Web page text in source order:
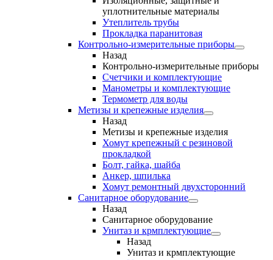
уплотнительные материалы
Утеплитель трубы
Прокладка паранитовая
Контрольно-измерительные приборы
Назад
Контрольно-измерительные приборы
Счетчики и комплектующие
Манометры и комплектующие
Термометр для воды
Метизы и крепежные изделия
Назад
Метизы и крепежные изделия
Хомут крепежный с резиновой
прокладкой
Болт, гайка, шайба
Анкер, шпилька
Хомут ремонтный двухсторонний
Санитарное оборудование
Назад
Санитарное оборудование
Унитаз и крмплектующие
Назад
Унитаз и крмплектующие